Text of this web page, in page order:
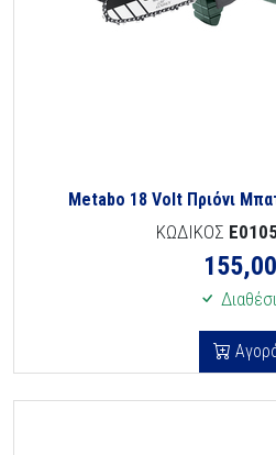
Metabo 18 Volt Πριόνι
ΚΩΔΙΚΟΣ
155,00